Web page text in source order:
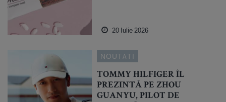
20 Iulie 2026
NOUTATI
TOMMY HILFIGER ÎL
PREZINTĂ PE ZHOU
GUANYU, PILOT DE